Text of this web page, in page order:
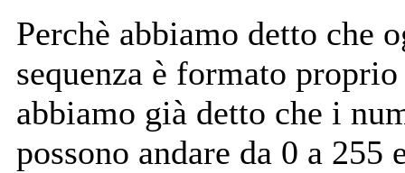
Perchè abbiamo detto che
sequenza è formato
abbiamo già detto che i
possono andare da 0 a 255